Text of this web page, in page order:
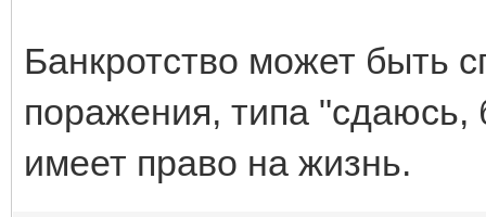
Банкротство может быть
поражения, типа
имеет право на жизнь.